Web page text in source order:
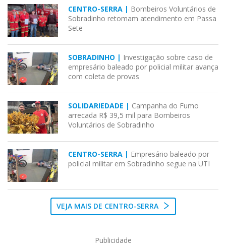
CENTRO-SERRA | Bombeiros Voluntários de
Sobradinho retomam atendimento em Passa
Sete
SOBRADINHO | Investigação sobre caso de
empresário baleado por policial militar avança
com coleta de provas
SOLIDARIEDADE | Campanha do Fumo
arrecada R$ 39,5 mil para Bombeiros
Voluntários de Sobradinho
CENTRO-SERRA | Empresário baleado por
policial militar em Sobradinho segue na UTI
VEJA MAIS DE CENTRO-SERRA
Publicidade